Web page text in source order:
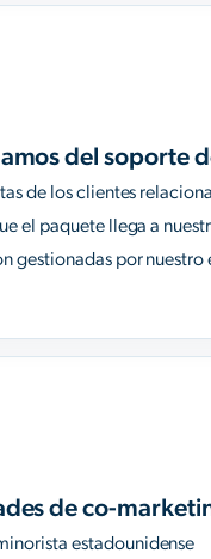
del soporte
de los clientes
el paquete llega a
gestionadas por
de co-
estadounidense